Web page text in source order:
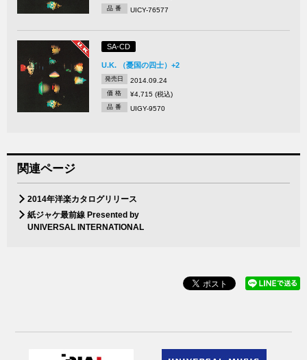
品 番 UICY-76577
SA-CD
U.K. （憂国の四士）+2
発売日 2014.09.24
価 格 ¥4,715 (税込)
品 番 UIGY-9570
関連ページ
2014年洋楽カタログリリース
紙ジャケ最前線 Presented by
UNIVERSAL INTERNATIONAL